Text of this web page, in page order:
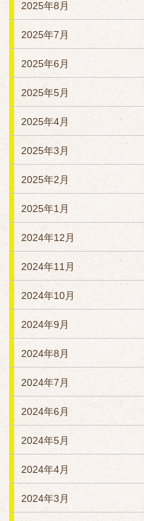
2025年8月
2025年7月
2025年6月
2025年5月
2025年4月
2025年3月
2025年2月
2025年1月
2024年12月
2024年11月
2024年10月
2024年9月
2024年8月
2024年7月
2024年6月
2024年5月
2024年4月
2024年3月